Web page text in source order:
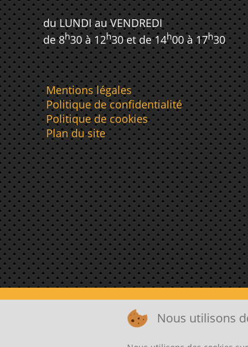
du LUNDI au VENDREDI
de 8h30 à 12h30 et de 14h00 à 17h30
Mentions légales
Politique de confidentialité
Politique de cookies
Plan du site
Nous utilisons